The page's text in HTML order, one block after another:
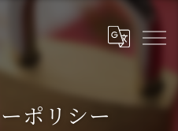
ポリシー